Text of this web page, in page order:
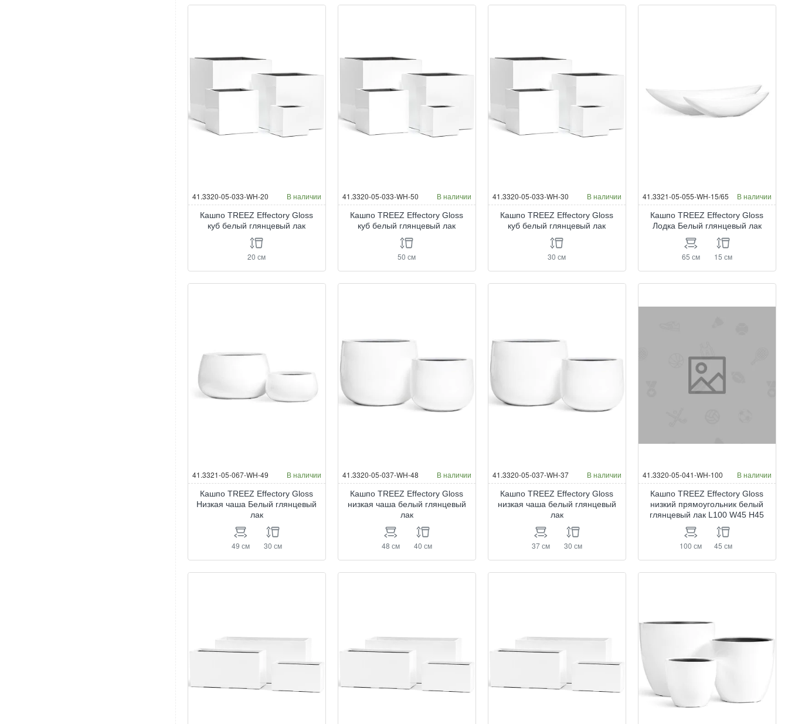
41.3320-05-033-WH-20 В наличии
Кашпо TREEZ Effectory Gloss
куб белый глянцевый лак
20 см
41.3320-05-033-WH-50 В наличии
Кашпо TREEZ Effectory Gloss
куб белый глянцевый лак
50 см
41.3320-05-033-WH-30 В наличии
Кашпо TREEZ Effectory Gloss
куб белый глянцевый лак
30 см
41.3321-05-055-WH-15/65 В наличии
Кашпо TREEZ Effectory Gloss
Лодка Белый глянцевый лак
65 см 15 см
41.3321-05-067-WH-49 В наличии
Кашпо TREEZ Effectory Gloss
Низкая чаша Белый глянцевый
лак
49 см 30 см
41.3320-05-037-WH-48 В наличии
Кашпо TREEZ Effectory Gloss
низкая чаша белый глянцевый
лак
48 см 40 см
41.3320-05-037-WH-37 В наличии
Кашпо TREEZ Effectory Gloss
низкая чаша белый глянцевый
лак
37 см 30 см
41.3320-05-041-WH-100 В наличии
Кашпо TREEZ Effectory Gloss
низкий прямоугольник белый
глянцевый лак L100 W45 H45
100 см 45 см